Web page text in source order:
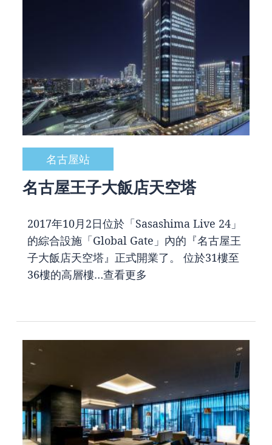
名古屋站
名古屋王子大飯店天空塔
2017年10月2日位於「Sasashima Live 24」
的綜合設施「Global Gate」內的『名古屋王
子大飯店天空塔』正式開業了。 位於31樓至
36樓的高層樓…查看更多